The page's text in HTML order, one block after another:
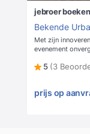
jebroer boeken
Bekende
Met zijn
evenement
5 (3
prijs op